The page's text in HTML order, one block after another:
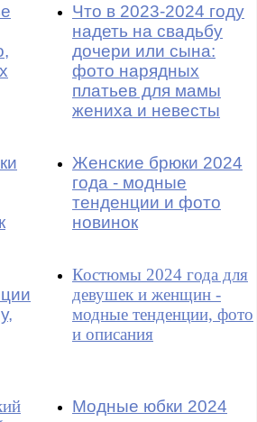
Что в 2023-2024 году
надеть на свадьбу
дочери или сына:
фото нарядных
платьев для мамы
жениха и невесты
Женские брюки 2024
года - модные
тенденции и фото
новинок
Костюмы 2024 года для
девушек и женщин -
модные тенденции, фото
и описания
Модные юбки 2024